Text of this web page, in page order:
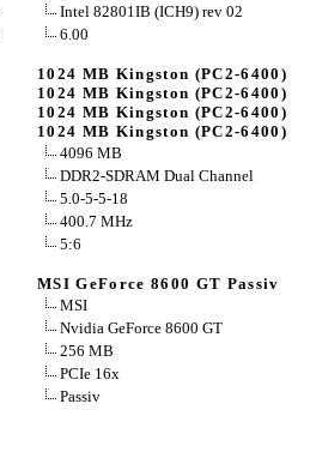
Intel 82801IB (ICH9) rev 02
6.00
1024 MB Kingston (PC2-6400)
1024 MB Kingston (PC2-6400)
1024 MB Kingston (PC2-6400)
1024 MB Kingston (PC2-6400)
4096 MB
DDR2-SDRAM Dual Channel
5.0-5-5-18
400.7 MHz
5:6
MSI GeForce 8600 GT Passiv
MSI
Nvidia GeForce 8600 GT
256 MB
PCIe 16x
Passiv